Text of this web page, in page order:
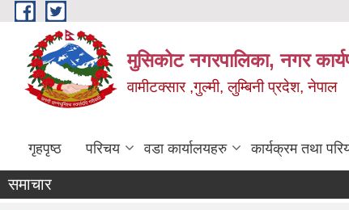
Skip to main content
मुसिकोट नगरपालिका, नगर
वामीटक्सार ,गुल्मी, लुम्बिनी प्रदेश, नेपाल
गृहपृष्ठ परिचय वडा कार्यालयहरु कार्यक्रम तथा
समाचार